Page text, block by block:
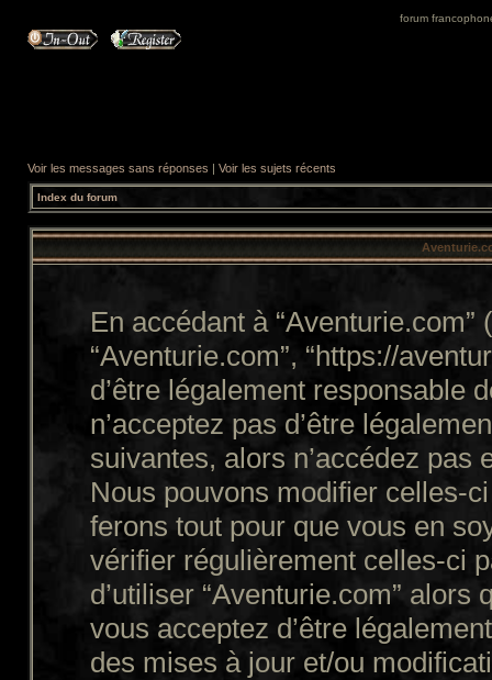
forum
Voir les messages sans réponses | Voir les sujets récents
Index du forum
En accédant à “Aventurie.com”
“Aventurie.com”, “https://
d’être légalement responsable
n’acceptez pas d’être
suivantes, alors n’accédez pas
Nous pouvons modifier celles-
ferons tout pour que vous en
vérifier régulièrement celles-ci
d’utiliser “Aventurie.com”
vous acceptez d’être
des mises à jour et/ou